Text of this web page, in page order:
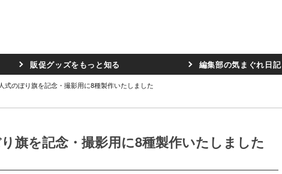
販促グッズをもっと知る 編集部の気まぐれ日記
式のぼり旗を記念・撮影用に8種製作いたしました
り旗を記念・撮影用に8種製作いたしました